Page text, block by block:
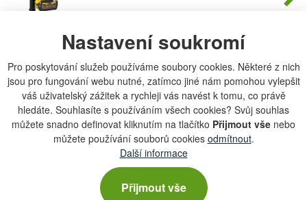
Nastavení soukromí
Pro poskytování služeb používáme soubory cookies. Některé z nich
jsou pro fungování webu nutné, zatímco jiné nám pomohou vylepšit
váš uživatelský zážitek a rychleji vás navést k tomu, co právě
hledáte. Souhlasíte s používáním všech cookies? Svůj souhlas
můžete snadno definovat kliknutím na tlačítko Přijmout vše nebo
můžete používání souborů cookies odmítnout.
Další informace
Přijmout vše
DEWALT DCG405 plus DCD791 Aku
sada
na dotaz
11 290 Kč
Počet
kusů
DEWALT DCD996P3 akuvrtačka s
příklepem...
na dotaz
Počet